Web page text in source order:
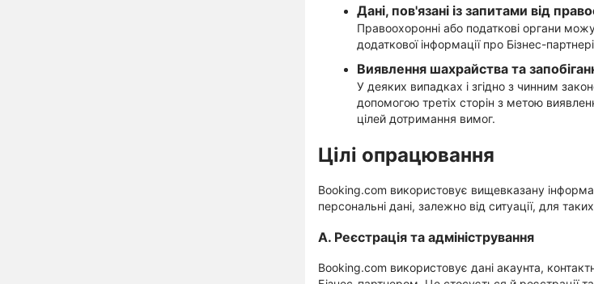
Дані, пов'язані із запитами від
Правоохоронні або податкові органи
додаткової інформації про Бізнес-
Виявлення шахрайства та
У деяких випадках і згідно з чинним
допомогою третіх сторін з метою
цілей дотримання вимог.
Цілі опрацювання
Booking.com використовує вищевказану
персональні дані, залежно від ситуації, для
A. Реєстрація та адміністрування
Booking.com використовує дані акаунта,